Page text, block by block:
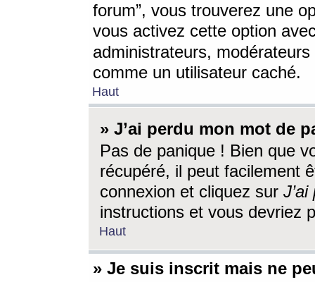
forum”, vous trouverez une
vous activez cette option
administrateurs,
comme un utilisateur caché.
Haut
» J’ai perdu mon mot de
Pas de panique ! Bien que
récupéré, il peut facilement
connexion et cliquez sur
instructions et vous devriez
Haut
» Je suis inscrit mais ne